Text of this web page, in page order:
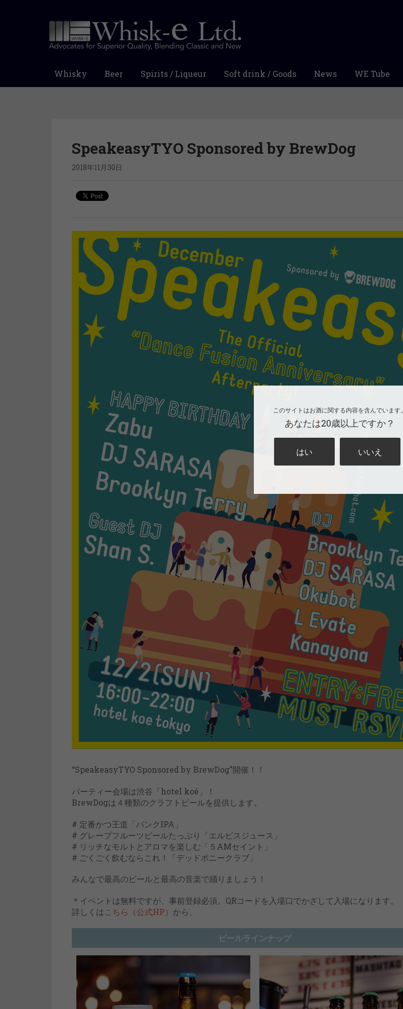
Whisky Beer Spirits / Liqueur Soft drink / Goods News WE Tube
SpeakeasyTYO Sponsored by BrewDog
2018年11月30日
“SpeakeasyTYO Sponsored by BrewDog”開催！！
パーティー会場は渋谷「hotel koé」！
BrewDogは４種類のクラフトビールを提供します。
# 定番かつ王道「パンクIPA」
# グレープフルーツピールたっぷり「エルビスジュース」
# リッチなモルトとアロマを楽しむ「５AMセイント」
# ごくごく飲むならこれ！「デッドポニークラブ」
みんなで最高のビールと最高の音楽で踊りましょう！
＊イベントは無料ですが、事前登録必須。QRコードを入場口でかざして入場になります。
詳しくはこちら（公式HP） から。
ビールラインナップ
このサイトはお酒に関する内容を含んでいます。
あなたは20歳以上ですか？
はい いいえ